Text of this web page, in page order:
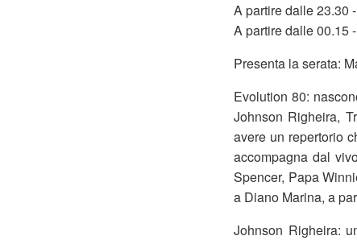
A partire dalle 23.30
A partire dalle 00.15
Presenta la serata:
Evolution 80:
Johnson Righeira,
avere un repertorio
accompagna dal
Spencer, Papa
a Diano Marina, a
Johnson Righeira: